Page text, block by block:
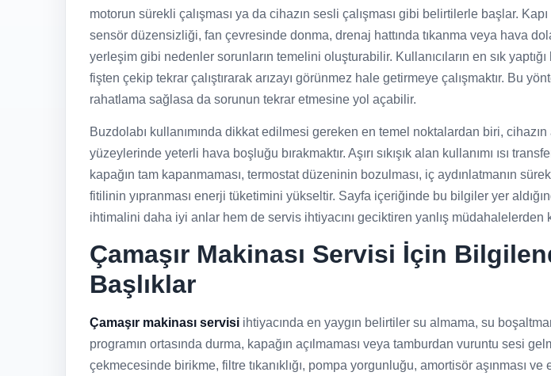
motorun sürekli çalışması ya da cihazın sesli çalışması gibi belirtilerle başlar.
sensör düzensizliği, fan çevresinde donma, drenaj hattında tıkanma veya hava
yerleşim gibi nedenler sorunların temelini oluşturabilir. Kullanıcıların en sık
fişten çekip tekrar çalıştırarak arızayı görünmez hale getirmeye çalışmaktır. Bu
rahatlama sağlasa da sorunun tekrar etmesine yol açabilir.
Buzdolabı kullanımında dikkat edilmesi gereken en temel noktalardan biri, cihazın
yüzeylerinde yeterli hava boşluğu bırakmaktır. Aşırı sıkışık alan kullanımı ısı
kapağın tam kapanmaması, termostat düzeninin bozulması, iç aydınlatmanın
fitilinin yıpranması enerji tüketimini yükseltir. Sayfa içeriğinde bu bilgiler yer
ihtimalini daha iyi anlar hem de servis ihtiyacını geciktiren yanlış müdahalelerden
Çamaşır Makinası Servisi İçin
Başlıklar
Çamaşır makinası servisi ihtiyacında en yaygın belirtiler su almama, su
programın ortasında durma, kapağın açılmaması veya tamburdan vuruntu sesi
çekmecesinde birikme, filtre tıkanıklığı, pompa yorgunluğu, amortisör aşınması ve